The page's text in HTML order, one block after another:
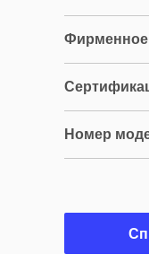
Фирменное
Номер